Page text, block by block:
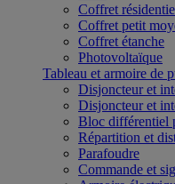
Coffret
Coffret petit
Coffret étanche
Photovoltaïque
Tableau et armoire de
Disjoncteur et
Disjoncteur et
Bloc différentiel
Répartition et
Parafoudre
Commande et